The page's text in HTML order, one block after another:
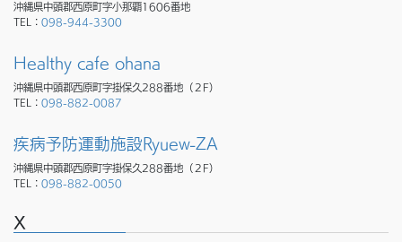
沖縄県中頭郡西原町字小那覇1606番地
TEL： 098-944-3300
Healthy cafe ohana
沖縄県中頭郡西原町字掛保久288番地（２F）
TEL： 098-882-0087
疾病予防運動施設Ryuew-ZA
沖縄県中頭郡西原町字掛保久288番地（２F）
TEL： 098-882-0050
X